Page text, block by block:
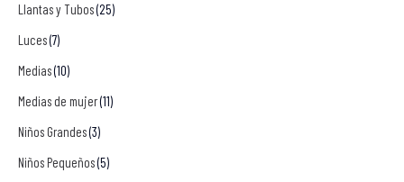
Llantas y Tubos(25)
Luces(7)
Medias(10)
Medias de mujer(11)
Niños Grandes(3)
Niños Pequeños(5)